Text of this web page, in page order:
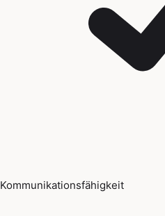
Kommunikationsfähigkeit